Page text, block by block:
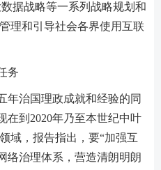
据战略等一系列战略规划和
理和引导社会各界使用互联
务
年治国理政成就和经验的同
在到2020年乃至本世纪中叶
域，报告指出，要“加强互
络治理体系，营造清朗明朗